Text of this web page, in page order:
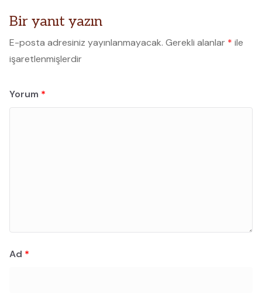
Bir yanıt yazın
E-posta adresiniz yayınlanmayacak. Gerekli alanlar * ile
işaretlenmişlerdir
Yorum *
Ad *